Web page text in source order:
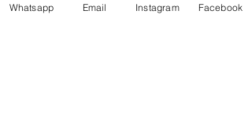
Whatsapp Email Instagram Facebook